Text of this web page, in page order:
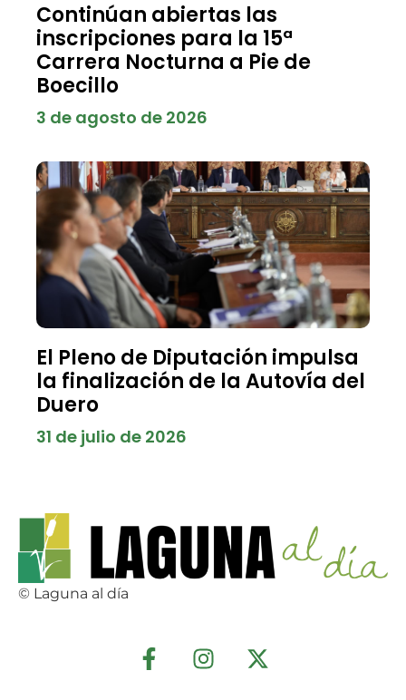
Continúan abiertas las
inscripciones para la 15ª
Carrera Nocturna a Pie de
Boecillo
3 de agosto de 2026
El Pleno de Diputación impulsa
la finalización de la Autovía del
Duero
31 de julio de 2026
© Laguna al día